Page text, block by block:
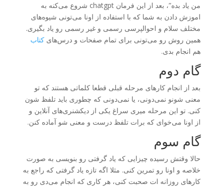
من یاد بده”، بعد از این فرمان chatgpt شروع می‌کنه به
اموزش دادن به شما که با استفاده از اونا می‌تونی شیوه‌های
مختلف سلام و احوالپرسی رسمی و غیر رسمی رو یاد بگیری.
همین روش رو می‌تونی برای تمام صفحات و درس‌های کتاب
هم انجام بدی.
گام دوم
بعد از انجام کارهای مرحله قبلی قطعا کلماتی هستند که تو
معنی شونو نمی‌دونی، یا نمی‌دونی که چطوری باید تلفظ شون
کنی. تو این مرحله میری سراغ یکی از دیکشنری‌های آنلاین و
از اونا می‌خوای که برات تلفظ درست و معنی شو آماده کنن.
گام سوم
حالا وقتش رسیده چیزایی که یاد گرفتی رو بنویسی به صورت
خلاصه و اونا رو تمرین کنی. مثلا اگه تازه یاد گرفتی که راجع به
کارهای روزانه ات صحبت کنی، هر کاری که انجام می‌دی رو به